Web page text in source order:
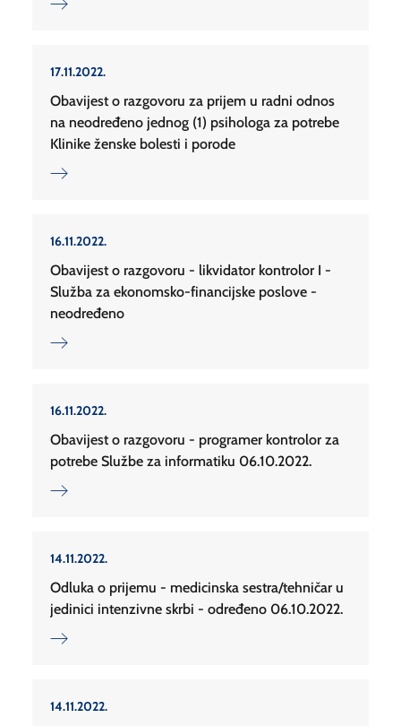
17.11.2022.
Obavijest o razgovoru za prijem u radni odnos
na neodređeno jednog (1) psihologa za potrebe
Klinike ženske bolesti i porode
16.11.2022.
Obavijest o razgovoru - likvidator kontrolor I -
Služba za ekonomsko-financijske poslove -
neodređeno
16.11.2022.
Obavijest o razgovoru - programer kontrolor za
potrebe Službe za informatiku 06.10.2022.
14.11.2022.
Odluka o prijemu - medicinska sestra/tehničar u
jedinici intenzivne skrbi - određeno 06.10.2022.
14.11.2022.